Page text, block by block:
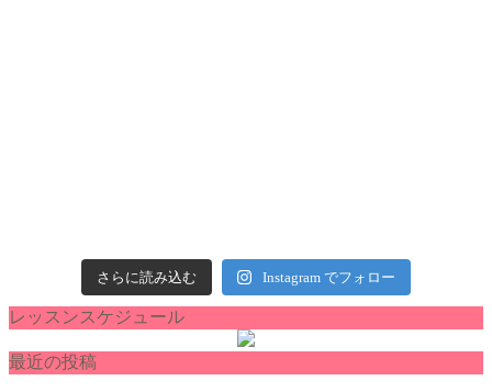
さらに読み込む Instagram でフォロー
レッスンスケジュール
最近の投稿